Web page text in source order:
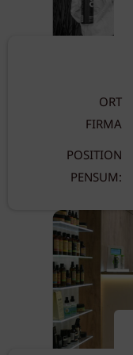
ORT
FIRMA
POSITION
PENSUM: